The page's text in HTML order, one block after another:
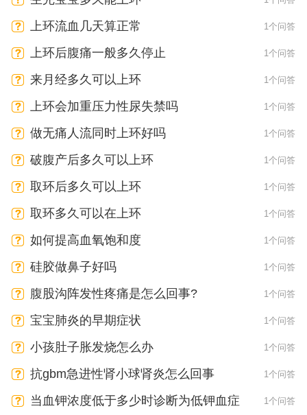
上环流血几天算正常 1个问答
上环后腹痛一般多久停止 1个问答
来月经多久可以上环 1个问答
上环会加重压力性尿失禁吗 1个问答
做无痛人流同时上环好吗 1个问答
破腹产后多久可以上环 1个问答
取环后多久可以上环 1个问答
取环多久可以在上环 1个问答
如何提高血氧饱和度 1个问答
硅胶做鼻子好吗 1个问答
腹股沟阵发性疼痛是怎么回事? 1个问答
宝宝肺炎的早期症状 1个问答
小孩肚子胀发烧怎么办 1个问答
抗gbm急进性肾小球肾炎怎么回事 1个问答
当血钾浓度低于多少时诊断为低钾血症 1个问答